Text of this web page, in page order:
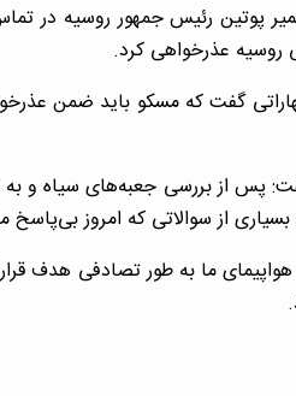
پوتین رئیس جمهور روسیه در
روسیه عذرخواهی کرد.
گفت که مسکو باید ضمن
پس از بررسی جعبه‌های سیاه و
از سوالاتی که امروز
هواپیمای ما به طور تصادفی هدف